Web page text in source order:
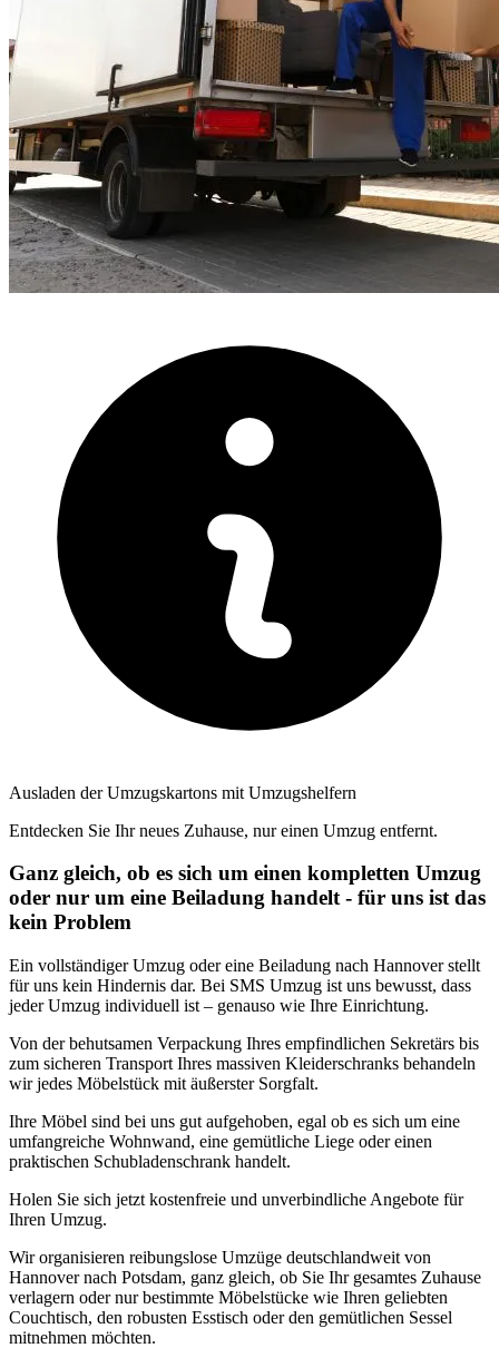
Ausladen der Umzugskartons mit Umzugshelfern
Entdecken Sie Ihr neues Zuhause, nur einen Umzug entfernt.
Ganz gleich, ob es sich um einen kompletten Umzug
oder nur um eine Beiladung handelt - für uns ist das
kein Problem
Ein vollständiger Umzug oder eine Beiladung nach Hannover stellt
für uns kein Hindernis dar. Bei SMS Umzug ist uns bewusst, dass
jeder Umzug individuell ist – genauso wie Ihre Einrichtung.
Von der behutsamen Verpackung Ihres empfindlichen Sekretärs bis
zum sicheren Transport Ihres massiven Kleiderschranks behandeln
wir jedes Möbelstück mit äußerster Sorgfalt.
Ihre Möbel sind bei uns gut aufgehoben, egal ob es sich um eine
umfangreiche Wohnwand, eine gemütliche Liege oder einen
praktischen Schubladenschrank handelt.
Holen Sie sich jetzt kostenfreie und unverbindliche Angebote für
Ihren Umzug.
Wir organisieren reibungslose Umzüge deutschlandweit von
Hannover nach Potsdam, ganz gleich, ob Sie Ihr gesamtes Zuhause
verlagern oder nur bestimmte Möbelstücke wie Ihren geliebten
Couchtisch, den robusten Esstisch oder den gemütlichen Sessel
mitnehmen möchten.